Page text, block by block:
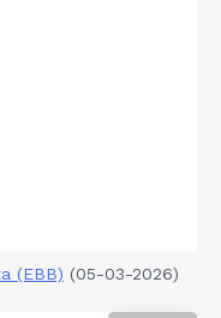
(EBB) (05-03-2026)